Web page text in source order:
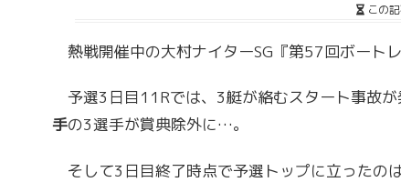
この
熱戦開催中の大村ナイターSG『第57回ボート
予選3日目11Rでは、3艇が絡むスタート事故が
手の3選手が賞典除外に…。
そして3日目終了時点で予選トップに立ったの